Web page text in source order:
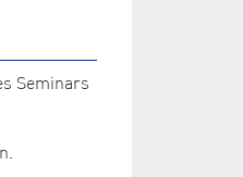
Seminars